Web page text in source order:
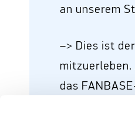
an unserem
–> Dies ist
das